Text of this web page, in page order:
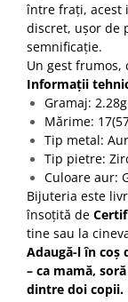
între frați, acest
discret, ușor de
semnificație.
Un gest frumos,
Informații
Gramaj: 2.28g
Mărime:
Tip metal:
Tip pietre:
Culoare aur:
Bijuteria este
însoțită de
tine sau la
Adaugă-l în coș
– ca mamă,
dintre doi copii.